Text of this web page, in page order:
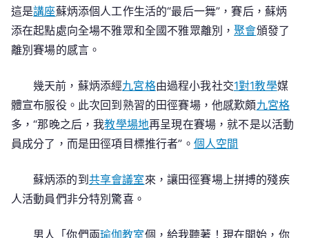
特
殊
報
｜
“他
們
值
得
切
人
仰”
這是講座蘇炳添個人工作生活的“最后一舞”，賽后，蘇炳
添在起點處向全場不雅眾和全國不雅眾離別，聚會頒發了
離別賽場的感言。
幾天前，蘇炳添經九宮格由過程小我社交1對1教學媒
體宣布服役。此次回到熟習的田徑賽場，他感歎頗九宮格
多，“那晚之后，我教學場地再呈現在賽場，就不是以活動
員成分了，而是田徑項目標推行者”。 個人空間
蘇炳添的到 共享會議室來，讓田徑賽場上拼搏的殘疾
人活動員們非分特別驚喜。
男人「你們兩瑜伽教室個，給我聽著！現在開始，你